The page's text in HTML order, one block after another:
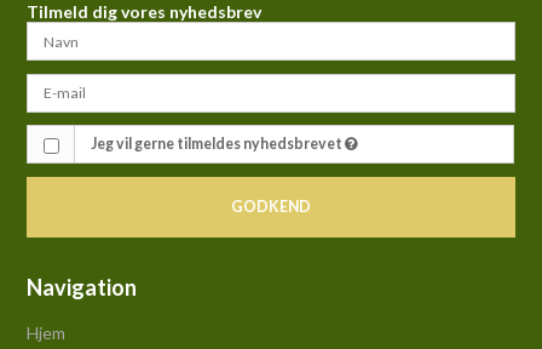
Tilmeld dig vores nyhedsbrev
Jeg vil gerne tilmeldes nyhedsbrevet
GODKEND
Navigation
Hjem